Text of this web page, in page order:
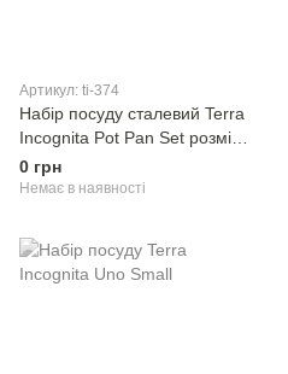
Артикул: ti-374
Набір посуду сталевий Terra
Incognita Pot Pan Set розмір
M
0 грн
Немає в наявності